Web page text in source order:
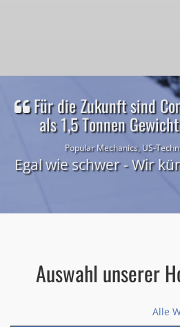
Für die Zukunft sind
als 1,5 Tonnen
Popular Mechanics, US-
Egal wie schwer - Wir
Auswahl unserer
Alle